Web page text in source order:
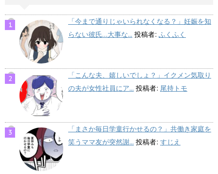
「今まで通りじゃいられなくなる？」妊娠を知
らない彼氏…大事な... 投稿者: ふくふく
「こんな夫、嬉しいでしょ？」イクメン気取り
の夫が女性社員にア... 投稿者: 尾持トモ
「まさか毎日学童行かせるの？」共働き家庭を
笑うママ友が突然謝... 投稿者: すじえ